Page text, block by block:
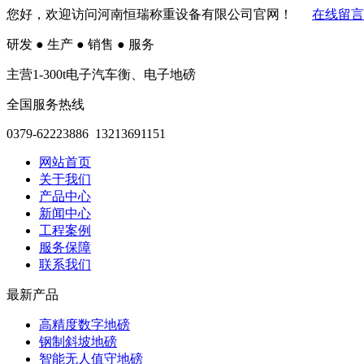
您好，欢迎访问河南恒瑞称重设备有限公司官网！ 在线留言
研发 ● 生产 ● 销售 ● 服务
主营1-300t电子汽车衡、电子地磅
全国服务热线
0379-62223886 13213691151
网站首页
关于我们
产品中心
新闻中心
工程案例
服务保障
联系我们
最新产品
高精度数字地磅
钢制斜坡地磅
智能无人值守地磅